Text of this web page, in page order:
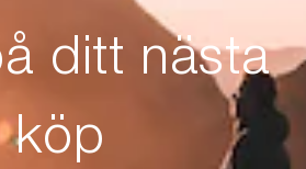
ditt nästa
köp